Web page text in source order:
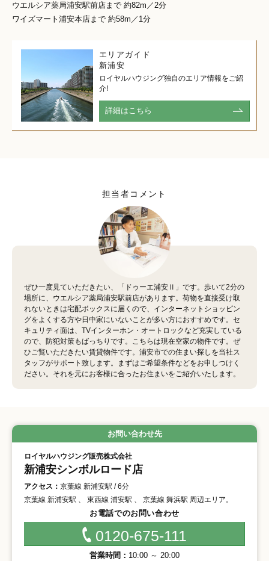
ウエルシア薬局浦安駅前店まで 約82m／2分
ワイズマート浦安本店まで 約58m／1分
エリアガイド
新浦安
ロイヤルハウジング独自のエリア情報をご紹
介!
詳細はこちら
担当者コメント
ぜひ一度見ていただきたい、「ドゥーエ浦安Ⅱ」です。歩いて2分の
場所に、ウエルシア薬局浦安駅前店があります。荷物を直接受け取
れないときは宅配ボックスに届くので、インターネットショッピン
グをよくする方や日中家にいないことが多い方におすすめです。セ
キュリティ面は、TVインターホン・オートロックなど充実している
ので、防犯対策もばっちりです。こちらは現在空家の物件です。ぜ
ひご覧いただきたい賃貸物件です。浦安市での住まい探しを当社ス
タッフがサポート致します。まずはご希望条件などをお申しつけく
ださい。それを元にお客様に合ったお住まいをご紹介いたします。
お問い合わせ先
ロイヤルハウジング販売株式会社
新浦安シンボルロード店
アクセス： 京葉線 新浦安駅 / 6分
京葉線 新浦安駅 、 東西線 浦安駅 、 京葉線 舞浜駅 周辺エリア。
お電話でのお問い合わせ
0120-675-111
営業時間： 10:00 ～ 20:00